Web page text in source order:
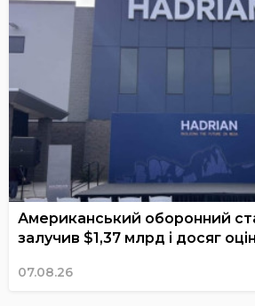
Американський оборонний
залучив $1,37 млрд і досяг
07.08.26